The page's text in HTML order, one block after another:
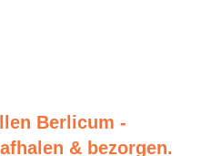
Berlicum -
& bezorgen.